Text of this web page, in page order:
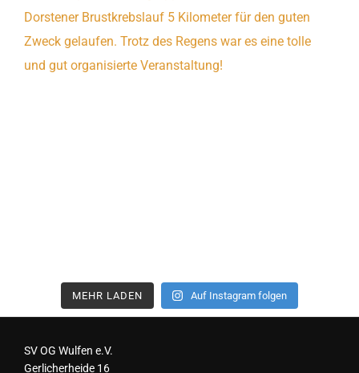
MEHR LADEN Auf Instagram folgen
SV OG Wulfen e.V.
Gerlicherheide 16